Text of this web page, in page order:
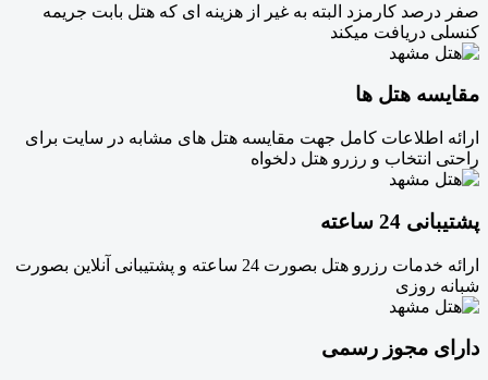
صفر درصد کارمزد البته به غیر از هزینه ای که هتل بابت جریمه
کنسلی دریافت میکند
مقایسه هتل ها
ارائه اطلاعات کامل جهت مقایسه هتل های مشابه در سایت برای
راحتی انتخاب و رزرو هتل دلخواه
پشتیبانی 24 ساعته
ارائه خدمات رزرو هتل بصورت 24 ساعته و پشتیبانی آنلاین بصورت
شبانه روزی
دارای مجوز رسمی